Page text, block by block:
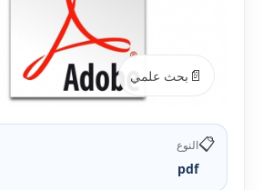
📄 بحث علمي
📋النوع
pdf